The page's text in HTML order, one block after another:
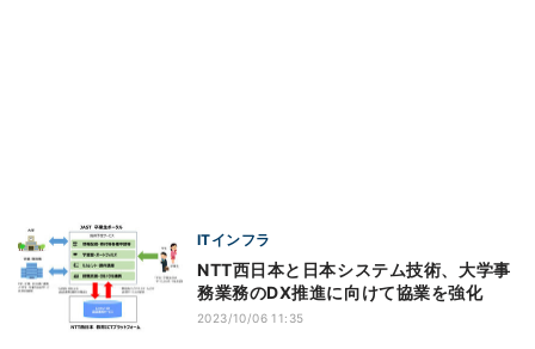
ITインフラ
NTT西日本と日本システム技術、大学事
務業務のDX推進に向けて協業を強化
2023/10/06 11:35